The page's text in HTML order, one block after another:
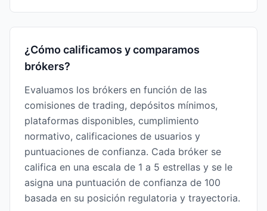
¿Cómo calificamos y comparamos
brókers?
Evaluamos los brókers en función de las
comisiones de trading, depósitos mínimos,
plataformas disponibles, cumplimiento
normativo, calificaciones de usuarios y
puntuaciones de confianza. Cada bróker se
califica en una escala de 1 a 5 estrellas y se le
asigna una puntuación de confianza de 100
basada en su posición regulatoria y trayectoria.